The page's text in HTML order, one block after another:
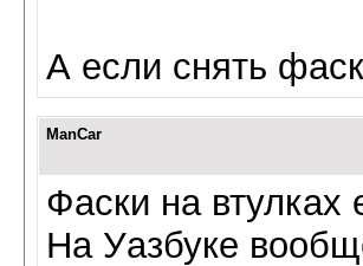
А если снять
ManCar
Фаски на
На Уазбуке